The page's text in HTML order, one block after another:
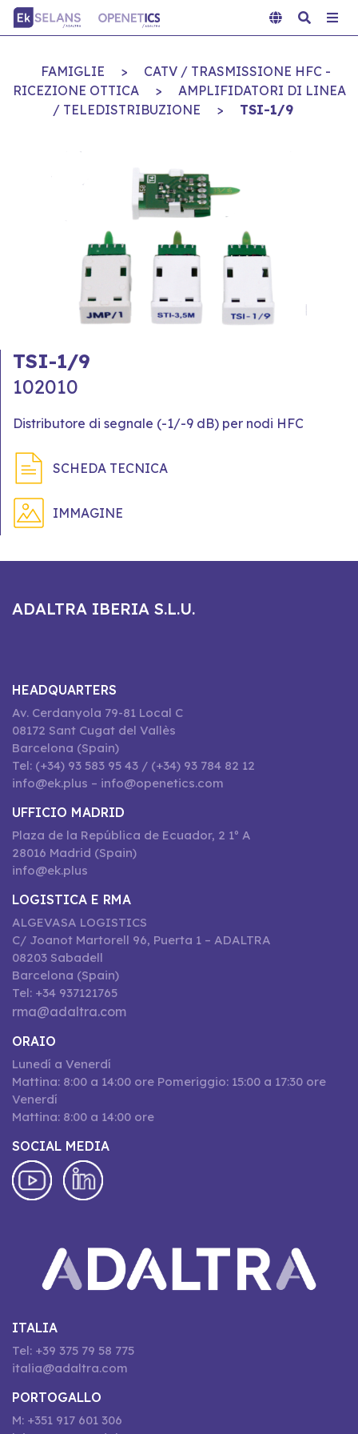
FAMIGLIE >
CATV / TRASMISSIONE HFC -
RICEZIONE OTTICA
>
AMPLIFIDATORI DI LINEA
/ TELEDISTRIBUZIONE
> TSI-1/9
TSI-1/9
102010
Distributore di segnale (-1/-9 dB) per nodi HFC
SCHEDA TECNICA
IMMAGINE
ADALTRA IBERIA S.L.U.
HEADQUARTERS
Av. Cerdanyola 79-81 Local C
08172 Sant Cugat del Vallès
Barcelona (Spain)
Tel: (+34) 93 583 95 43 / (+34) 93 784 82 12
info@ek.plus – info@openetics.com
UFFICIO MADRID
Plaza de la República de Ecuador, 2 1º A
28016 Madrid (Spain)
info@ek.plus
LOGISTICA E RMA
ALGEVASA LOGISTICS
C/ Joanot Martorell 96, Puerta 1 – ADALTRA
08203 Sabadell
Barcelona (Spain)
Tel: +34 937121765
rma@adaltra.com
ORAIO
Lunedí a Venerdí
Mattina: 8:00 a 14:00 ore Pomeriggio: 15:00 a 17:30 ore
Venerdí
Mattina: 8:00 a 14:00 ore
SOCIAL MEDIA
ITALIA
Tel: +39 375 79 58 775
italia@adaltra.com
PORTOGALLO
M: +351 917 601 306